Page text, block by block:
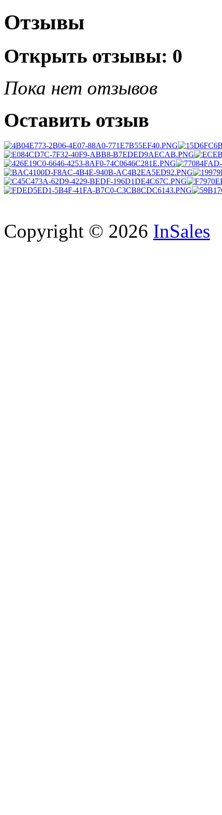
Отзывы
Открыть отзывы: 0
Пока нет отзывов
Оставить отзыв
Copyright © 2026 InSales